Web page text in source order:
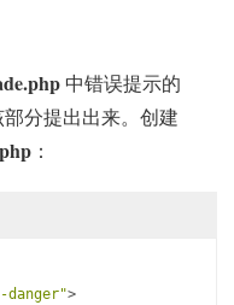
中错误提示的
分提出出来。创建
：
>